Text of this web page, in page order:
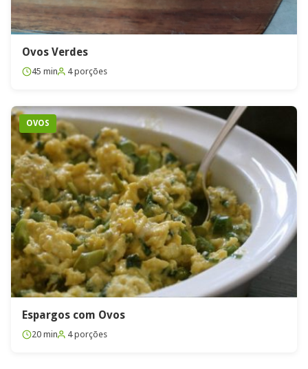
Ovos Verdes
45 min 4 porções
OVOS
Espargos com Ovos
20 min 4 porções